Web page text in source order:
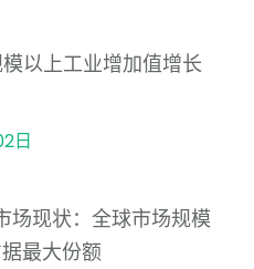
以上工业增加值增长
日
场现状：全球市场规模
最大份额